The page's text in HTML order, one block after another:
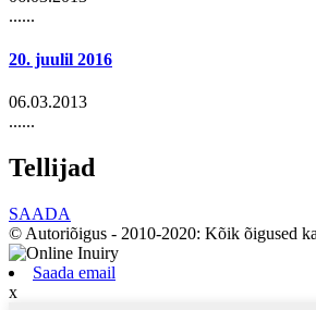
......
20. juulil 2016
06.03.2013
......
Tellijad
SAADA
© Autoriõigus - 2010-2020: Kõik õigused
Saada email
x